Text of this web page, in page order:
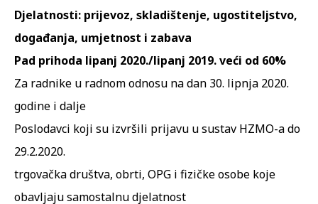
Djelatnosti: prijevoz, skladištenje, ugostiteljstvo,
događanja, umjetnost i zabava
Pad prihoda lipanj 2020./lipanj 2019. veći od 60%
Za radnike u radnom odnosu na dan 30. lipnja 2020.
godine i dalje
Poslodavci koji su izvršili prijavu u sustav HZMO-a do
29.2.2020.
trgovačka društva, obrti, OPG i fizičke osobe koje
obavljaju samostalnu djelatnost